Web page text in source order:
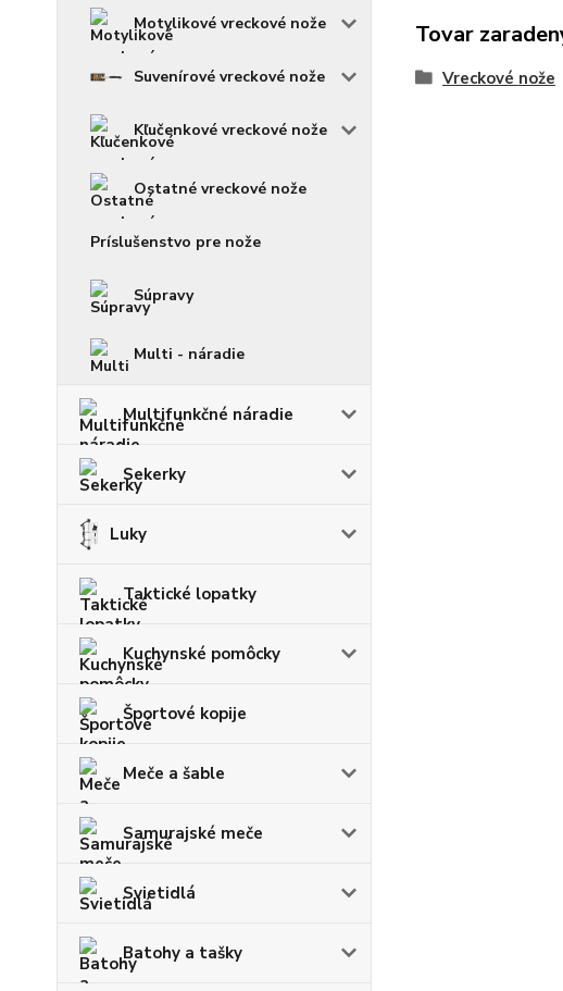
Motylikové vreckové nože
Suvenírové vreckové nože
Kľučenkové vreckové nože
Ostatné vreckové nože
Príslušenstvo pre nože
Súpravy
Multi - náradie
Multifunkčné náradie
Sekerky
Luky
Taktické lopatky
Kuchynské pomôcky
Športové kopije
Meče a šable
Samurajské meče
Svietidlá
Batohy a tašky
Tovar
Vreckové nože